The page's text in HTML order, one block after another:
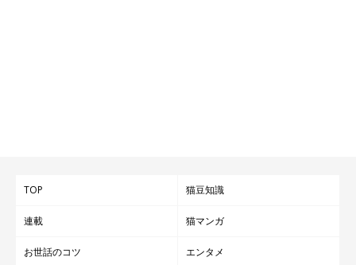
TOP 猫豆知識
連載 猫マンガ
お世話のコツ エンタメ